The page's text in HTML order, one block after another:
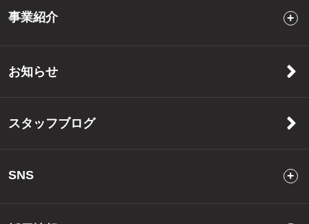
事業紹介
お知らせ
スタッフブログ
SNS